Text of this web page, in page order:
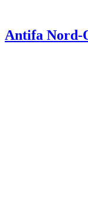
Antifa Nord-